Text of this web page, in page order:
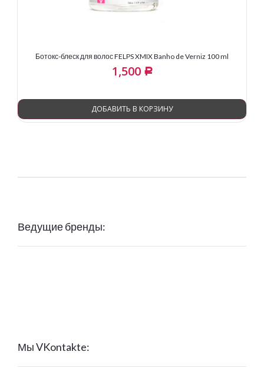
Ботокс-блеск для волос FELPS XMIX Banho de Verniz 100 ml
1,500 Р
ДОБАВИТЬ В КОРЗИНУ
Ведущие бренды:
Мы VKontakte: